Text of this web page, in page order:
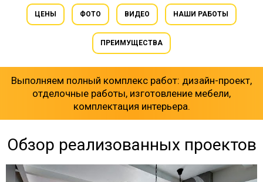
ЦЕНЫ ФОТО ВИДЕО НАШИ РАБОТЫ
ПРЕИМУЩЕСТВА
Выполняем полный комплекс работ: дизайн-проект,
отделочные работы, изготовление мебели,
комплектация интерьера.
Обзор реализованных проектов